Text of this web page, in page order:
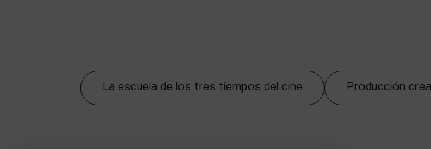
La escuela de los tres tiempos del cine Producción